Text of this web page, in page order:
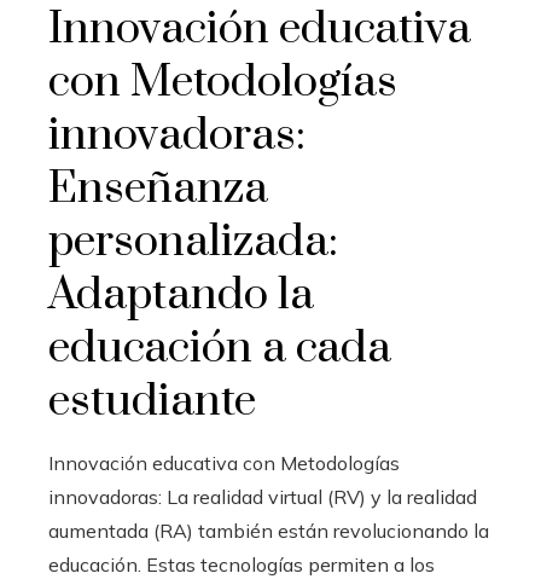
Innovación educativa
con Metodologías
innovadoras:
Enseñanza
personalizada:
Adaptando la
educación a cada
estudiante
Innovación educativa con Metodologías
innovadoras: La realidad virtual (RV) y la realidad
aumentada (RA) también están revolucionando la
educación. Estas tecnologías permiten a los